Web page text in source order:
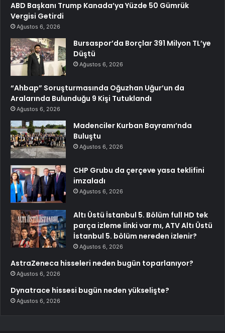
ABD Başkanı Trump Kanada’ya Yüzde 50 Gümrük
Vergisi Getirdi
Ağustos 6, 2026
Bursaspor’da Borçlar 391 Milyon TL’ye
Düştü
Ağustos 6, 2026
“Ahbap” Soruşturmasında Oğuzhan Uğur’un da
Aralarında Bulunduğu 9 Kişi Tutuklandı
Ağustos 6, 2026
Madenciler Kurban Bayramı’nda
Buluştu
Ağustos 6, 2026
CHP Grubu da çerçeve yasa teklifini
imzaladı
Ağustos 6, 2026
Altı Üstü İstanbul 5. Bölüm full HD tek
parça izleme linki var mı, ATV Altı Üstü
İstanbul 5. bölüm nereden izlenir?
Ağustos 6, 2026
AstraZeneca hisseleri neden bugün toparlanıyor?
Ağustos 6, 2026
Dynatrace hissesi bugün neden yükselişte?
Ağustos 6, 2026